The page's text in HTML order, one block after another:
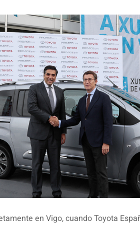
en Vigo, cuando Toyota